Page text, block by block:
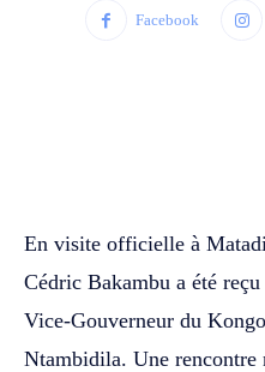
Facebook
En visite officielle à
Cédric Bakambu a été
Vice-Gouverneur du
Ntambidila. Une rencontre